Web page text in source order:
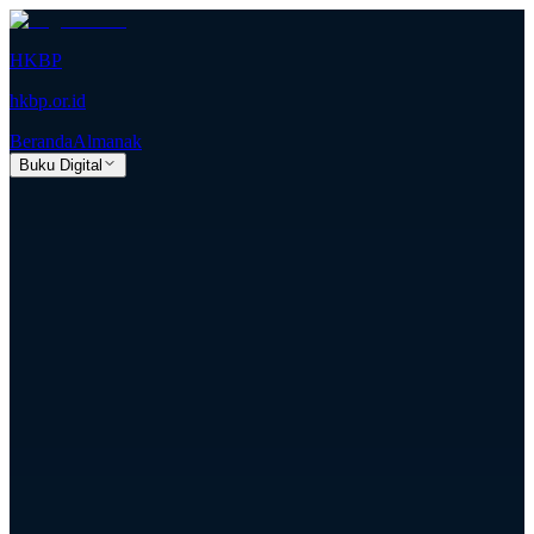
HKBP
hkbp.or.id
BerandaAlmanak
Buku Digital